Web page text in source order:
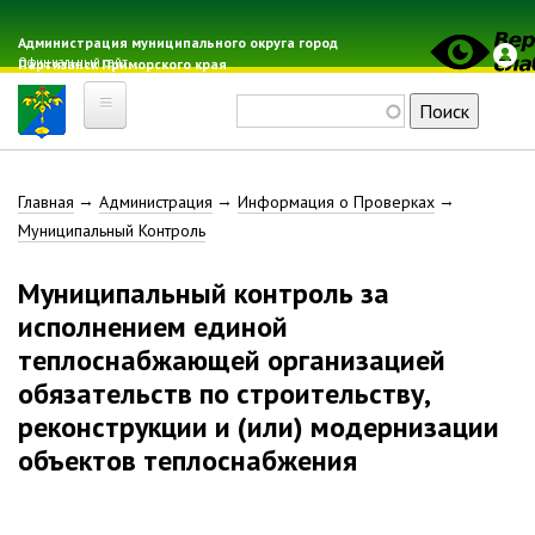
основному
содержанию
Администрация муниципального округа город
Партизанск Приморского края
Официальный сайт
Главная
Электронная почта
Местные налоги
Расписание автобусов
Расписание электричек
Партизанск
Строка
навигации
Главная Администрация
Информация о Проверках
Муниципальный Контроль
Муниципальный контроль за
исполнением единой
теплоснабжающей организацией
обязательств по строительству,
реконструкции и (или) модернизации
объектов теплоснабжения